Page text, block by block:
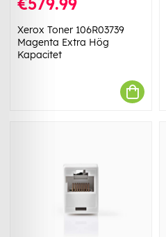
€579.99
Xerox Toner 106R03739
Magenta Extra Hög
Kapacitet